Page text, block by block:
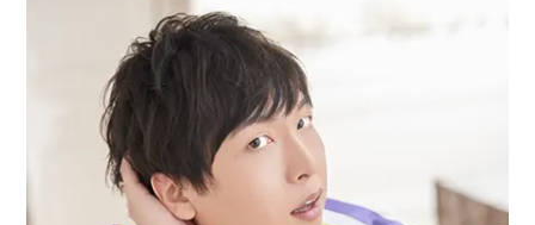
FOLLOW US